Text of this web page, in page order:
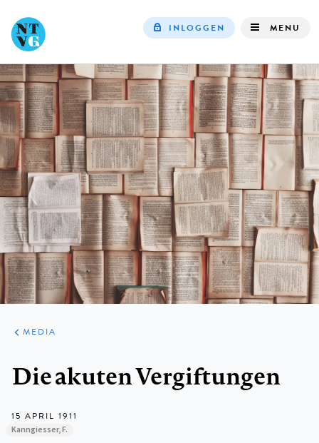
navigation
INLOGGEN MENU
ARTIKELEN
VARIA
MEDIA
Die akuten Vergiftungen
15 APRIL 1911
Kanngiesser, F.